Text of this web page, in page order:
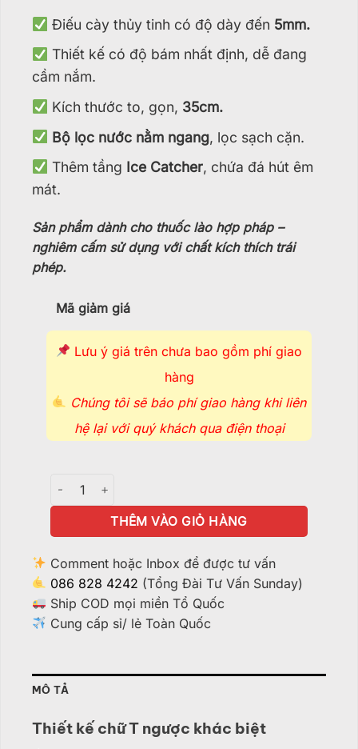
Điếu cày thủy tinh có độ dày đến 5mm.
Thiết kế có độ bám nhất định, dễ đang
cầm nắm.
Kích thước to, gọn, 35cm.
Bộ lọc nước nằm ngang, lọc sạch cặn.
Thêm tầng Ice Catcher, chứa đá hút êm
mát.
Sản phẩm dành cho thuốc lào hợp pháp –
nghiêm cấm sử dụng với chất kích thích trái
phép.
Mã giảm giá
Lưu ý giá trên chưa bao gồm phí giao
hàng
Chúng tôi sẽ báo phí giao hàng khi liên
hệ lại với quý khách qua điện thoại
Điếu Cày Lọc Ngang - BTT460 số lượng
THÊM VÀO GIỎ HÀNG
Comment hoặc Inbox để được tư vấn
086 828 4242 (Tổng Đài Tư Vấn Sunday)
Ship COD mọi miền Tổ Quốc
Cung cấp sỉ/ lẻ Toàn Quốc
MÔ TẢ
Thiết kế chữ T ngược khác biệt